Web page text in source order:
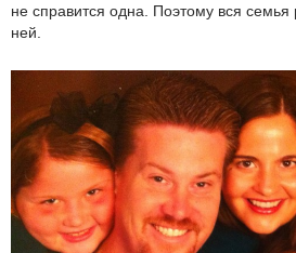
не справится одна. Поэтому вся
ней.